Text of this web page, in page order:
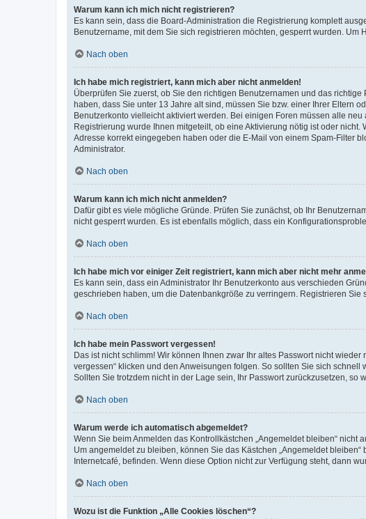
Warum kann ich mich nicht registrieren?
Es kann sein, dass die Board-Administration die Registrierung komplett
Benutzername, mit dem Sie sich registrieren möchten, gesperrt wurden. Um
Nach oben
Ich habe mich registriert, kann mich aber nicht anmelden!
Überprüfen Sie zuerst, ob Sie den richtigen Benutzernamen und das
haben, dass Sie unter 13 Jahre alt sind, müssen Sie bzw. einer Ihrer Eltern
Benutzerkonto vielleicht aktiviert werden. Bei einigen Foren müssen alle
Registrierung wurde Ihnen mitgeteilt, ob eine Aktivierung nötig ist oder
Adresse korrekt eingegeben haben oder die E-Mail von einem Spam-Filter
Administrator.
Nach oben
Warum kann ich mich nicht anmelden?
Dafür gibt es viele mögliche Gründe. Prüfen Sie zunächst, ob Ihr
nicht gesperrt wurden. Es ist ebenfalls möglich, dass ein
Nach oben
Ich habe mich vor einiger Zeit registriert, kann mich aber nicht mehr
Es kann sein, dass ein Administrator Ihr Benutzerkonto aus verschieden
geschrieben haben, um die Datenbankgröße zu verringern. Registrieren
Nach oben
Ich habe mein Passwort vergessen!
Das ist nicht schlimm! Wir können Ihnen zwar Ihr altes Passwort nicht
vergessen“ klicken und den Anweisungen folgen. So sollten Sie sich schnell
Sollten Sie trotzdem nicht in der Lage sein, Ihr Passwort zurückzusetzen, so
Nach oben
Warum werde ich automatisch abgemeldet?
Wenn Sie beim Anmelden das Kontrollkästchen „Angemeldet bleiben“
Um angemeldet zu bleiben, können Sie das Kästchen „Angemeldet
Internetcafé, befinden. Wenn diese Option nicht zur Verfügung steht, dann
Nach oben
Wozu ist die Funktion „Alle Cookies löschen“?